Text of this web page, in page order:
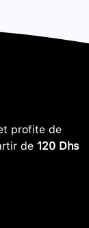
profite de
de 120 Dhs